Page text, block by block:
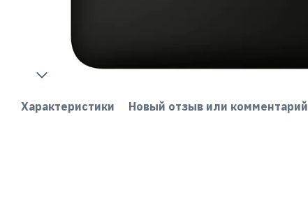
Характеристики Новый отзыв или комментарий